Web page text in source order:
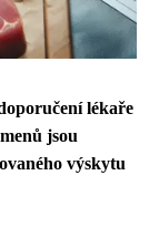
lékaře
jsou
výskytu